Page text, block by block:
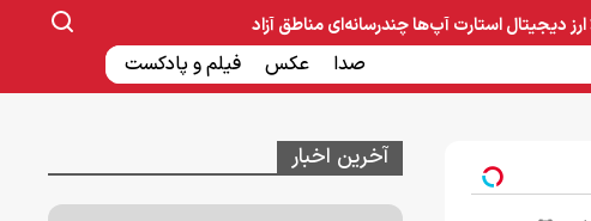
صنایع غذایی و دارویی ساخت و ساز بانک و بیمه
ارز دیجیتالاستارت آپ‌هاچندرسانه‌ای
صدا عکس فیلم و پادکست
مناطق آزاد
آخرین اخبار